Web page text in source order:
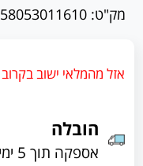
מק"ט: 58053011610
אזל מהמלאי ישוב בקרוב
הובלה
אספקה תוך 5 ימי עסקים*